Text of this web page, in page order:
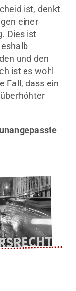
ist, denkt
einer
Dies ist
und den
ist es wohl
Fall, dass ein